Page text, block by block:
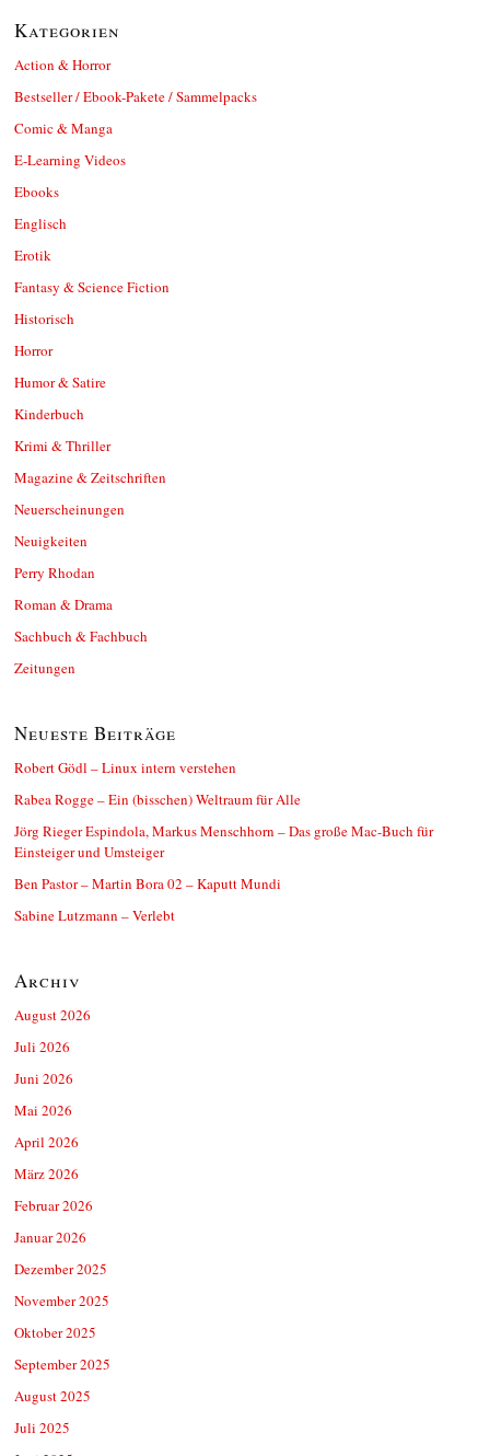
Kategorien
Action & Horror
Bestseller / Ebook-Pakete / Sammelpacks
Comic & Manga
E-Learning Videos
Ebooks
Englisch
Erotik
Fantasy & Science Fiction
Historisch
Horror
Humor & Satire
Kinderbuch
Krimi & Thriller
Magazine & Zeitschriften
Neuerscheinungen
Neuigkeiten
Perry Rhodan
Roman & Drama
Sachbuch & Fachbuch
Zeitungen
Neueste Beiträge
Robert Gödl – Linux intern verstehen
Rabea Rogge – Ein (bisschen) Weltraum für Alle
Jörg Rieger Espindola, Markus Menschhorn – Das große Mac-Buch für
Einsteiger und Umsteiger
Ben Pastor – Martin Bora 02 – Kaputt Mundi
Sabine Lutzmann – Verlebt
Archiv
August 2026
Juli 2026
Juni 2026
Mai 2026
April 2026
März 2026
Februar 2026
Januar 2026
Dezember 2025
November 2025
Oktober 2025
September 2025
August 2025
Juli 2025